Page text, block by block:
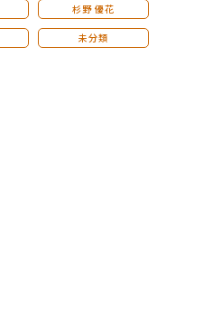
杉野 優花
未分類